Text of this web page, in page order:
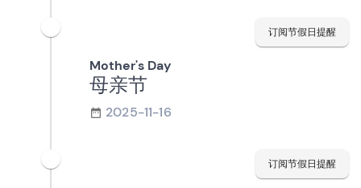
订阅节假日提醒
Mother's Day
母亲节
2025-11-16
订阅节假日提醒